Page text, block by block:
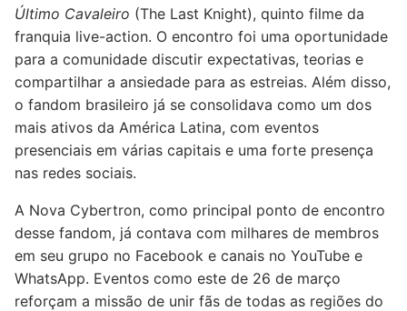
Último Cavaleiro (The Last Knight), quinto filme da
franquia live-action. O encontro foi uma oportunidade
para a comunidade discutir expectativas, teorias e
compartilhar a ansiedade para as estreias. Além disso,
o fandom brasileiro já se consolidava como um dos
mais ativos da América Latina, com eventos
presenciais em várias capitais e uma forte presença
nas redes sociais.
A Nova Cybertron, como principal ponto de encontro
desse fandom, já contava com milhares de membros
em seu grupo no Facebook e canais no YouTube e
WhatsApp. Eventos como este de 26 de março
reforçam a missão de unir fãs de todas as regiões do